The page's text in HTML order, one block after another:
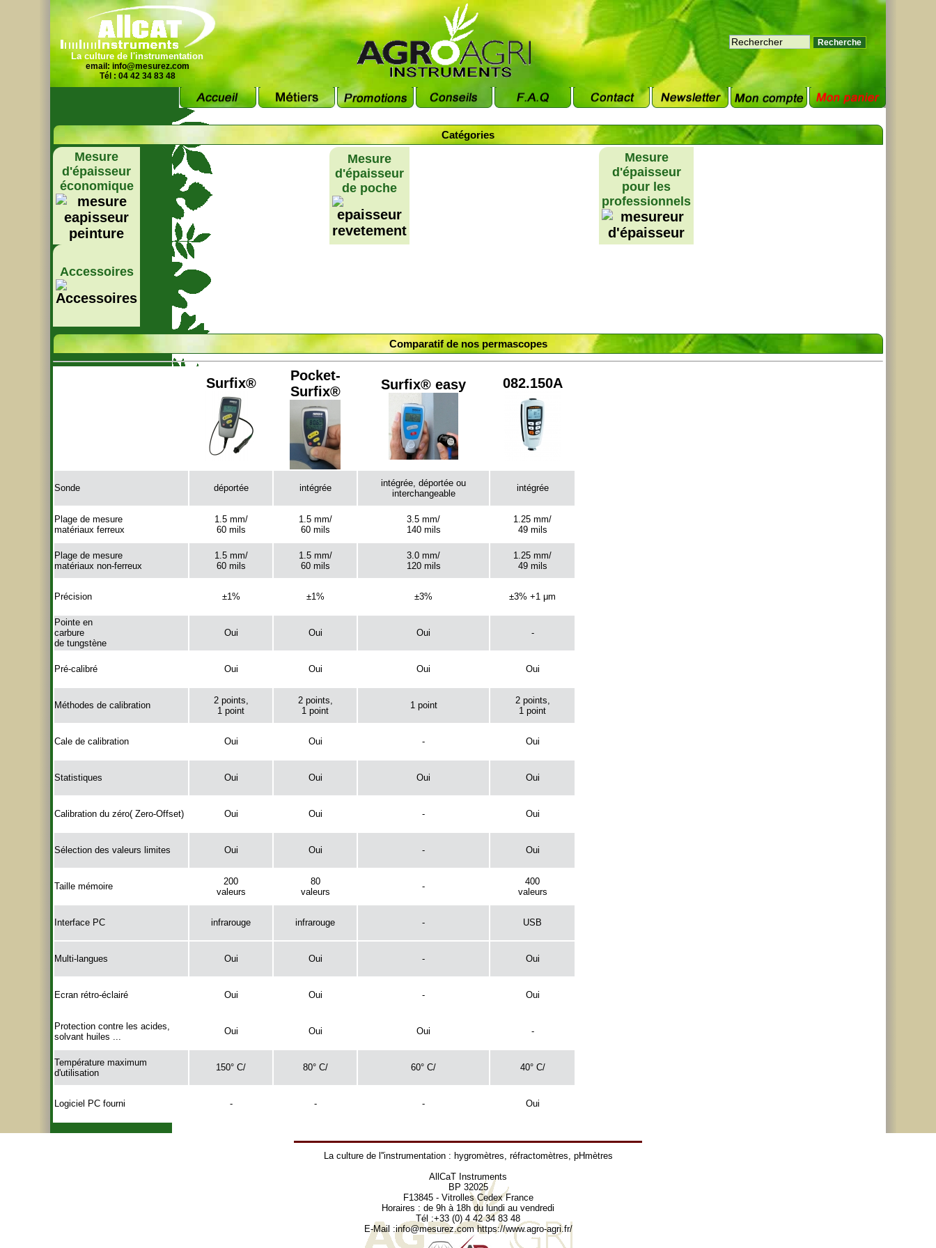
La culture de l'instrumentation
email: info@mesurez.com
Tél : 04 42 34 83 48
Catégories
Mesure
d'épaisseur
économique
Mesure
d'épaisseur
de poche
Mesure
d'épaisseur
pour les
professionnels
Accessoires
Comparatif de nos permascopes
Surfix®
Pocket-
Surfix®
Surfix® easy 082.150A
Sonde déportée intégrée
intégrée, déportée ou
interchangeable
intégrée
Plage de mesure
matériaux ferreux
1.5 mm/
60 mils
1.5 mm/
60 mils
3.5 mm/
140 mils
1.25 mm/
49 mils
Plage de mesure
matériaux non-ferreux
1.5 mm/
60 mils
1.5 mm/
60 mils
3.0 mm/
120 mils
1.25 mm/
49 mils
Précision ±1% ±1% ±3% ±3% +1 μm
Pointe en
carbure
de tungstène
Oui Oui Oui -
Pré-calibré Oui Oui Oui Oui
Méthodes de calibration
2 points,
1 point
2 points,
1 point
1 point
2 points,
1 point
Cale de calibration Oui Oui - Oui
Statistiques Oui Oui Oui Oui
Calibration du zéro( Zero-Offset) Oui Oui - Oui
Sélection des valeurs limites Oui Oui - Oui
Taille mémoire
200
valeurs
80
valeurs
-
400
valeurs
Interface PC infrarouge infrarouge - USB
Multi-langues Oui Oui - Oui
Ecran rétro-éclairé Oui Oui - Oui
Protection contre les acides,
solvant huiles ...
Oui Oui Oui -
Température maximum
d'utilisation
150° C/ 80° C/ 60° C/ 40° C/
Logiciel PC fourni - - - Oui
La culture de l''instrumentation : hygromètres, réfractomètres, pHmètres
AllCaT Instruments
BP 32025
F13845 - Vitrolles Cedex France
Horaires : de 9h à 18h du lundi au vendredi
Tél :+33 (0) 4 42 34 83 48
E-Mail :info@mesurez.com https://www.agro-agri.fr/